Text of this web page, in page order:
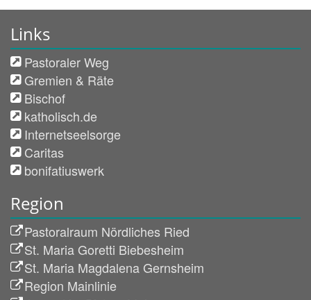
Links
Pastoraler Weg
Gremien & Räte
Bischof
katholisch.de
Internetseelsorge
Caritas
bonifatiuswerk
Region
Pastoralraum Nördliches Ried
St. Maria Goretti Biebesheim
St. Maria Magdalena Gernsheim
Region Mainlinie